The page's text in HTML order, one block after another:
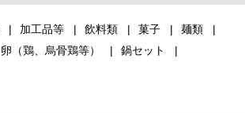
加工品等 飲料類 菓子
麺類
卵（鶏、烏骨鶏等）
鍋セット